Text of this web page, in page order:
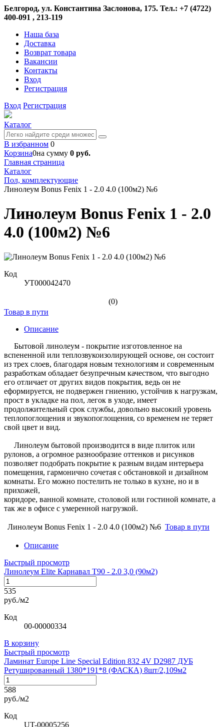
Белгород, ул. Константина Заслонова, 175. Тел.: +7 (4722)
400-091 , 213-119
Наша база
Доставка
Возврат товара
Вакансии
Контакты
Вход
Регистрация
Вход Регистрация
Каталог
В избранном 0
Корзина0на сумму 0 руб.
Главная страница
Каталог
Пол, комплектующие
Линолеум Bonus Fenix 1 - 2.0 4.0 (100м2) №6
Линолеум Bonus Fenix 1 - 2.0
4.0 (100м2) №6
Код
УТ000042470
(0)
Товар в пути
Описание
Бытовой линолеум - покрытие изготовленное на
вспененной или теплозвукоизолирующей основе, он состоит
из трех слоев, благодаря новым технологиям и современным
разработкам обладает безупречным качеством, что выгодно
его отличает от других видов покрытия, ведь он не
еформируется, не подвержен гниению, устойчив к нагрузкам,
прост в укладке на пол, легок в уходе, имеет
продолжительный срок службы, довольно высокий уровень
теплопоглощения и звукопоглощения, со временем не теряет
свой цвет и вид.
Линолеум бытовой производится в виде плиток или
рулонов, а огромное разнообразие оттенков и рисунков
позволяет подобрать покрытие к разным видам интерьера
помещения, гармонично сочетая с обстановкой и дизайном
комнаты. Его можно постелить не только в кухне, но и в
прихожей,
коридоре, ванной комнате, столовой или гостиной комнате, а
так же в офисе с умеренной нагрузкой.
Линолеум Bonus Fenix 1 - 2.0 4.0 (100м2) №6 Товар в пути
Описание
Быстрый просмотр
Линолеум Elite Карнавал Т90 - 2.0 3,0 (90м2)
535
руб./м2
Код
00-00000334
В корзину
Быстрый просмотр
Ламинат Europe Line Special Edition 832 4V D2987 ДУБ
Ретушированный 1380*191*8 (ФАСКА) 8шт/2,109м2
588
руб./м2
Код
UT-00005256